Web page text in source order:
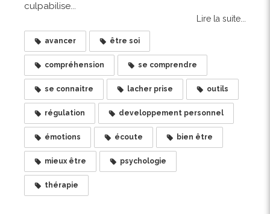
culpabilise...
Lire la suite...
avancer être soi
compréhension se comprendre
se connaitre lacher prise outils
régulation developpement personnel
émotions écoute bien être
mieux être psychologie
thérapie